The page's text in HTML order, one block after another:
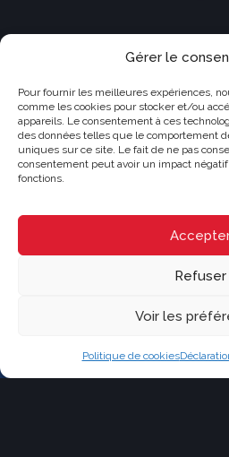
Gérer le
Pour fournir les meilleures expériences,
comme les cookies pour stocker et/ou
appareils. Le consentement à ces
des données telles que le comportement
uniques sur ce site. Le fait de ne pas
consentement peut avoir un impact
fonctions.
Refuser
Voir les
Politique de cookies
CRYSTAL
228 boul. Curé-Labelle,
(514) 267-7847
Notre équipe
Contact